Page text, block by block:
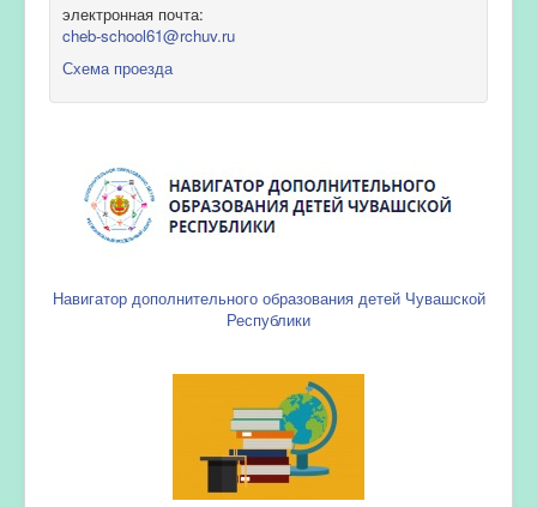
электронная почта:
cheb-school61@rchuv.ru
Схема проезда
Навигатор дополнительного образования детей Чувашской
Республики